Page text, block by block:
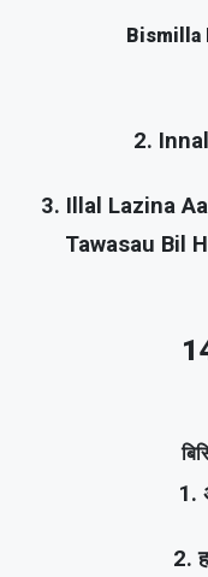
Bismilla
2.
3. Illal Lazina
Tawasau Bil
1.
2.